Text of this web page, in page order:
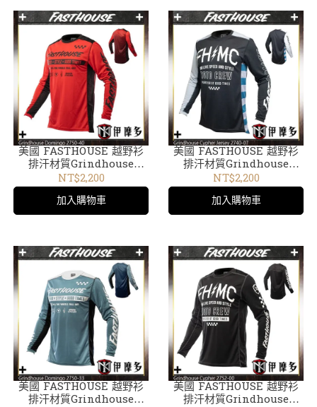
美國 FASTHOUSE 越野衫
排汗材質Grindhouse
Cypher 2750-40紅
NT$2,200
加入購物車
美國 FASTHOUSE 越野衫
排汗材質Grindhouse
Cypher黑銀2740-07
NT$2,200
加入購物車
美國 FASTHOUSE 越野衫
排汗材質Grindhouse
美國 FASTHOUSE 越野衫
排汗材質Grindhouse